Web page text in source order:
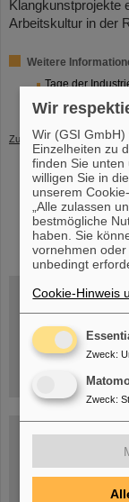
Klangkunstprojekte
Arbeitskultur in der
Weitere
Tage der
Besichtigungen
Zurück
instagramlinkedin youtube
Mittwoch, 19.08.2026, 14
Warum existiert nicht
Hannah Elfner,
GSI/FAIR/Goethe-
12 –
Wir
Wir (GSI GmbH)
Einzelheiten zu
finden Sie
willigen Sie in
unserem
„Alle zulassen
bestmögliche
haben. Sie
vornehmen
unbedingt
Cookie-Hinweis
Zweck:
Zweck: